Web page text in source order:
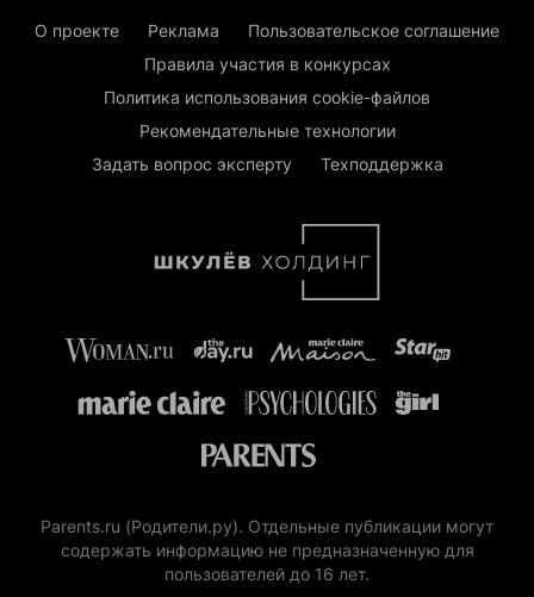
О проекте Реклама
Пользовательское соглашение
Правила участия в конкурсах
Политика использования cookie-файлов
Рекомендательные технологии
Задать вопрос эксперту
Техподдержка
Parents.ru (Родители.ру). Отдельные публикации могут
содержать информацию не предназначенную для
пользователей до 16 лет.